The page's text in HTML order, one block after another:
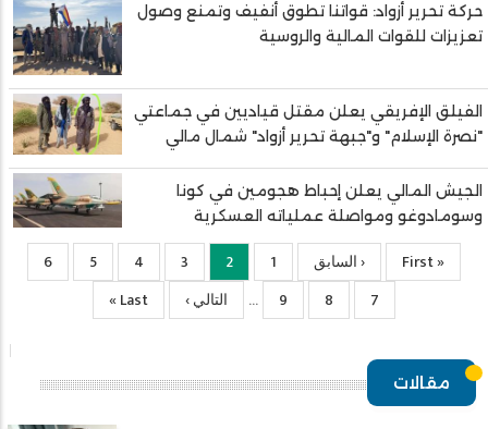
حركة تحرير أزواد: قواتنا تطوق أنفيف وتمنع وصول
تعزيزات للقوات المالية والروسية
الفيلق الإفريقي يعلن مقتل قياديين في جماعتي
"نصرة الإسلام" و"جبهة تحرير أزواد" شمال مالي
الجيش المالي يعلن إحباط هجومين في كونا
وسومادوغو ومواصلة عملياته العسكرية
First
page
« First
Previous
page
‹ السابق الصفحة1
Current
page
2 الصفحة
3 الصفحة
4 الصفحة
5 الصفحة
6
الصفحة
7 الصفحة
8 الصفحة
9
…
الصفحة
التالية
التالي ›
Last
page
Last »
مقالات